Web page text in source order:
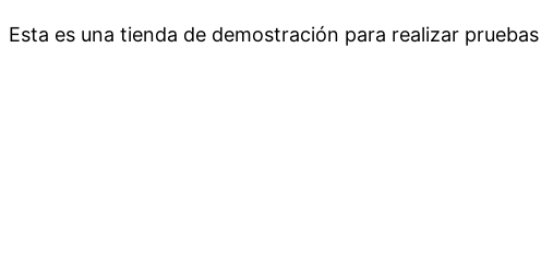
Esta es una tienda de demostración para realizar